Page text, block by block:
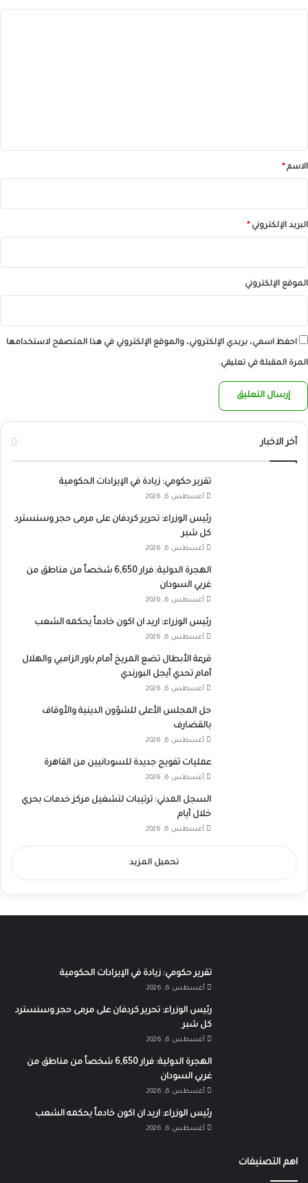
*الاسم *
البريد الإلكتروني *
الموقع الإلكتروني
احفظ اسمي، بريدي الإلكتروني، والموقع الإلكتروني في هذا المتصفح لاستخدامها
المرة المقبلة في تعليقي.
أخر الاخبار
تقرير حكومي: زيادة في الإيرادات الحكومية
أغسطس 6, 2026
رئيس الوزراء: تحرير كردفان على مرمى حجر وسنسترد
كل شبر
أغسطس 6, 2026
الهجرة الدولية: فرار 6,650 شخصاً من مناطق من
غربي السودان
أغسطس 6, 2026
رئيس الوزراء: اريد ان اكون خادماً يحكمه الشعب
أغسطس 6, 2026
قرعة الأبطال تضع المريخ أمام باور الزامبي والهلال
أمام تحدي أيجل البورندي
أغسطس 6, 2026
حل المجلس الأعلى للشؤون الدينية والأوقاف
بالقضارف
أغسطس 6, 2026
عمليات تفويج جديدة للسودانيين من القاهرة
أغسطس 6, 2026
السجل المدني: ترتيبات لتشغيل مركز خدمات بحري
خلال أيام
أغسطس 6, 2026
تحميل المزيد
تقرير حكومي: زيادة في الإيرادات الحكومية
أغسطس 6, 2026
رئيس الوزراء: تحرير كردفان على مرمى حجر وسنسترد
كل شبر
أغسطس 6, 2026
الهجرة الدولية: فرار 6,650 شخصاً من مناطق من
غربي السودان
أغسطس 6, 2026
رئيس الوزراء: اريد ان اكون خادماً يحكمه الشعب
أغسطس 6, 2026
اهم التصنيفات